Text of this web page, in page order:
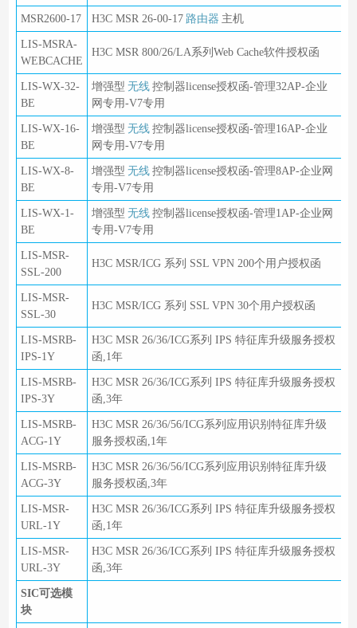
MSR2600-17 H3C MSR 26-00-17 路由器 主机
LIS-MSRA-
WEBCACHE
H3C MSR 800/26/LA系列Web Cache软件授权函
LIS-WX-32-
BE
增强型 无线 控制器license授权函-管理32AP-企业
网专用-V7专用
LIS-WX-16-
BE
增强型 无线 控制器license授权函-管理16AP-企业
网专用-V7专用
LIS-WX-8-
BE
增强型 无线 控制器license授权函-管理8AP-企业网
专用-V7专用
LIS-WX-1-
BE
增强型 无线 控制器license授权函-管理1AP-企业网
专用-V7专用
LIS-MSR-
SSL-200
H3C MSR/ICG 系列 SSL VPN 200个用户授权函
LIS-MSR-
SSL-30
H3C MSR/ICG 系列 SSL VPN 30个用户授权函
LIS-MSRB-
IPS-1Y
H3C MSR 26/36/ICG系列 IPS 特征库升级服务授权
函,1年
LIS-MSRB-
IPS-3Y
H3C MSR 26/36/ICG系列 IPS 特征库升级服务授权
函,3年
LIS-MSRB-
ACG-1Y
H3C MSR 26/36/56/ICG系列应用识别特征库升级
服务授权函,1年
LIS-MSRB-
ACG-3Y
H3C MSR 26/36/56/ICG系列应用识别特征库升级
服务授权函,3年
LIS-MSR-
URL-1Y
H3C MSR 26/36/ICG系列 IPS 特征库升级服务授权
函,1年
LIS-MSR-
URL-3Y
H3C MSR 26/36/ICG系列 IPS 特征库升级服务授权
函,3年
SIC可选模
块